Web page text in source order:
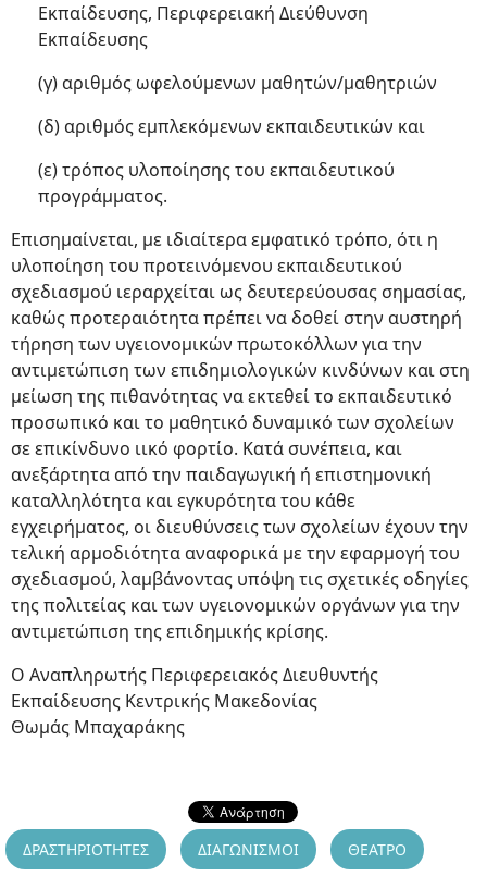
Εκπαίδευσης, Περιφερειακή Διεύθυνση
Εκπαίδευσης
(γ) αριθμός ωφελούμενων μαθητών/μαθητριών
(δ) αριθμός εμπλεκόμενων εκπαιδευτικών και
(ε) τρόπος υλοποίησης του εκπαιδευτικού
προγράμματος.
Επισημαίνεται, με ιδιαίτερα εμφατικό τρόπο, ότι η
υλοποίηση του προτεινόμενου εκπαιδευτικού
σχεδιασμού ιεραρχείται ως δευτερεύουσας σημασίας,
καθώς προτεραιότητα πρέπει να δοθεί στην αυστηρή
τήρηση των υγειονομικών πρωτοκόλλων για την
αντιμετώπιση των επιδημιολογικών κινδύνων και στη
μείωση της πιθανότητας να εκτεθεί το εκπαιδευτικό
προσωπικό και το μαθητικό δυναμικό των σχολείων
σε επικίνδυνο ιικό φορτίο. Κατά συνέπεια, και
ανεξάρτητα από την παιδαγωγική ή επιστημονική
καταλληλότητα και εγκυρότητα του κάθε
εγχειρήματος, οι διευθύνσεις των σχολείων έχουν την
τελική αρμοδιότητα αναφορικά με την εφαρμογή του
σχεδιασμού, λαμβάνοντας υπόψη τις σχετικές οδηγίες
της πολιτείας και των υγειονομικών οργάνων για την
αντιμετώπιση της επιδημικής κρίσης.
Ο Αναπληρωτής Περιφερειακός Διευθυντής
Εκπαίδευσης Κεντρικής Μακεδονίας
Θωμάς Μπαχαράκης
ΔΡΑΣΤΗΡΙΟΤΗΤΕΣ ΔΙΑΓΩΝΙΣΜΟΙ ΘΕΑΤΡΟ